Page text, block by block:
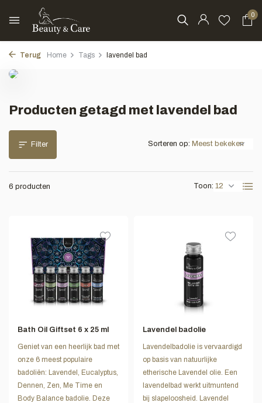
0
Terug Home Tags lavendel bad
Producten getagd met lavendel bad
Filter
6 producten Toon:
Sorteren op:
Bath Oil Giftset 6 x 25 ml
Geniet van een heerlijk bad met
onze 6 meest populaire
badoliën: Lavendel, Eucalyptus,
Dennen, Zen, Me Time en
Body Balance badolie. Deze
Lavendel badolie
Lavendelbadolie is vervaardigd
op basis van natuurlijke
etherische Lavendel olie. Een
lavendelbad werkt uitmuntend
bij slapeloosheid. Lavendel